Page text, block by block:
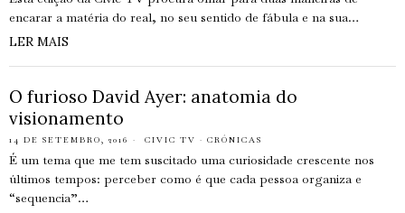
encarar a matéria do real, no seu sentido de fábula e na sua…
LER MAIS
O furioso David Ayer: anatomia do
visionamento
14 DE SETEMBRO, 2016 CIVIC TV · CRÓNICAS
É um tema que me tem suscitado uma curiosidade crescente nos
últimos tempos: perceber como é que cada pessoa organiza e
“sequencia”…